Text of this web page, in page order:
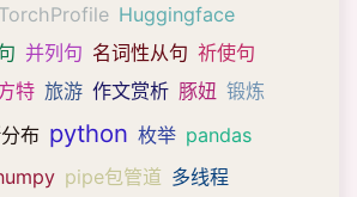
TorchProfile Huggingface
并列句 名词性从句 祈使句
特 旅游 作文赏析 豚妞 锻炼
布 python 枚举 pandas
pipe包管道 多线程